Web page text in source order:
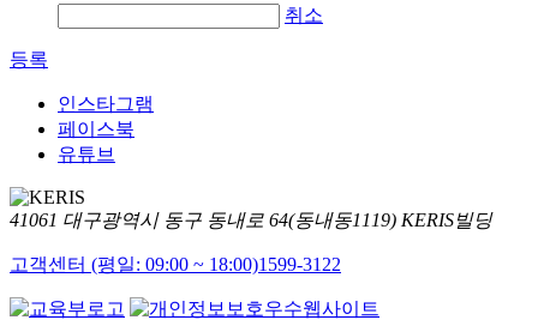
취소
등록
인스타그램
페이스북
유튜브
41061 대구광역시 동구 동내로 64(동내동1119) KERIS빌딩
고객센터 (평일: 09:00 ~ 18:00)1599-3122